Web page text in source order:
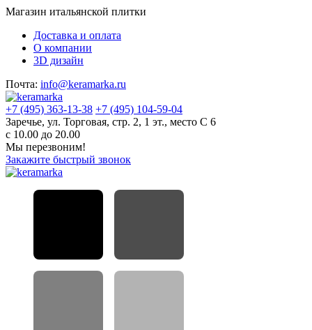
Магазин итальянской плитки
Доставка и оплата
О компании
3D дизайн
Почта: info@keramarka.ru
+7 (495) 363-13-38 +7 (495) 104-59-04
Заречье, ул. Торговая, стр. 2, 1 эт., место С 6
с 10.00 до 20.00
Мы перезвоним!
Закажите быстрый звонок